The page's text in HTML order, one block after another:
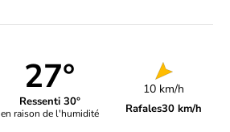
27°
Ressenti 30°
en raison de l'humidité
10 km/h
Rafales30 km/h